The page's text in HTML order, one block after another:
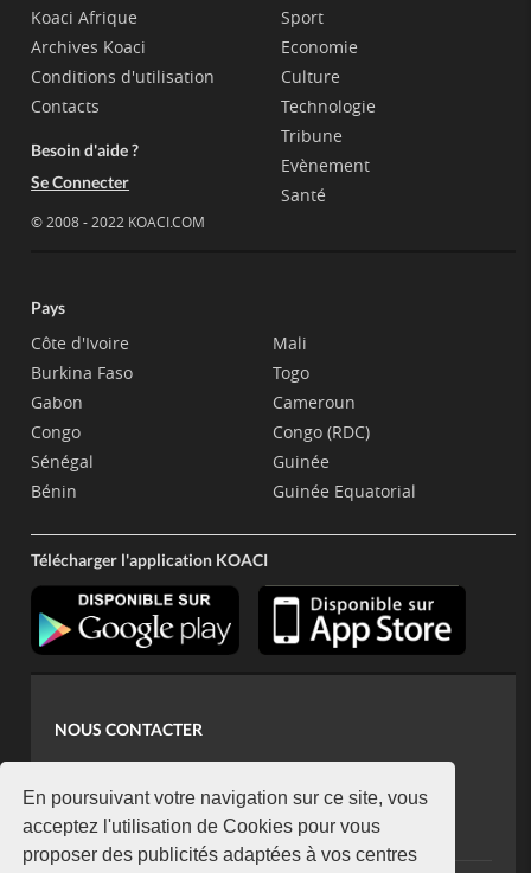
En poursuivant votre navigation sur ce site, vous
acceptez l'utilisation de Cookies pour vous
proposer des publicités adaptées à vos centres
Koaci Afrique
Archives Koaci
Conditions d'utilisation
Contacts
Besoin d'aide ?
Se Connecter
© 2008 - 2022 KOACI.COM
Sport
Economie
Culture
Technologie
Tribune
Evènement
Santé
Pays
Côte d'Ivoire
Burkina Faso
Gabon
Congo
Sénégal
Bénin
Mali
Togo
Cameroun
Congo (RDC)
Guinée
Guinée Equatorial
Télécharger l'application KOACI
NOUS CONTACTER
koaci@yahoo.fr
+225 07 08 85 52 93